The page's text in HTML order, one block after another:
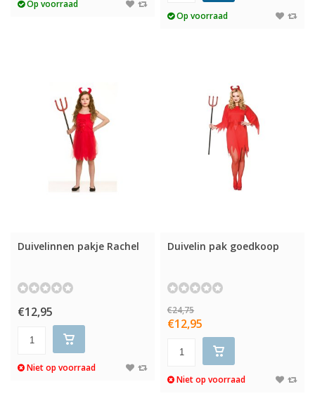
Op voorraad
Op voorraad
Duivelinnen pakje Rachel
€12,95
Niet op voorraad
Duivelin pak goedkoop
€24,75
€12,95
Niet op voorraad